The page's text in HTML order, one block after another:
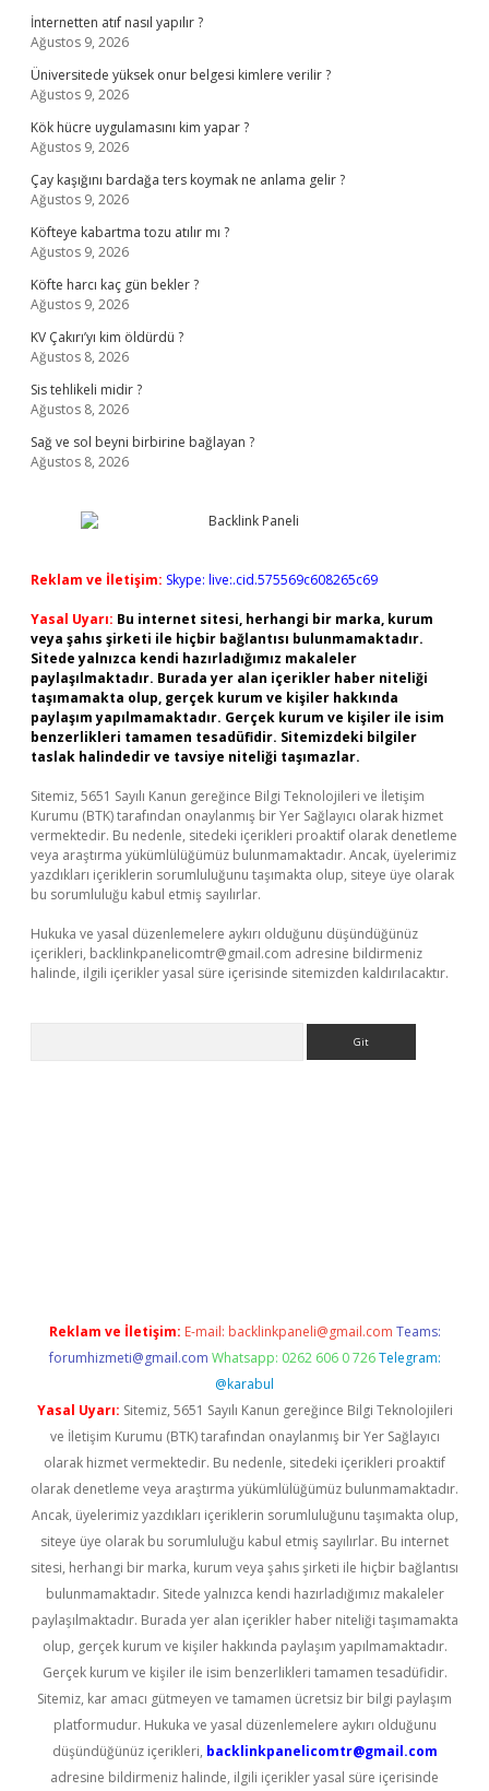
İnternetten atıf nasıl yapılır ?
Ağustos 9, 2026
Üniversitede yüksek onur belgesi kimlere verilir ?
Ağustos 9, 2026
Kök hücre uygulamasını kim yapar ?
Ağustos 9, 2026
Çay kaşığını bardağa ters koymak ne anlama gelir ?
Ağustos 9, 2026
Köfteye kabartma tozu atılır mı ?
Ağustos 9, 2026
Köfte harcı kaç gün bekler ?
Ağustos 9, 2026
KV Çakırı’yı kim öldürdü ?
Ağustos 8, 2026
Sis tehlikeli midir ?
Ağustos 8, 2026
Sağ ve sol beyni birbirine bağlayan ?
Ağustos 8, 2026
Reklam ve İletişim: Skype: live:.cid.575569c608265c69
Yasal Uyarı: Bu internet sitesi, herhangi bir marka, kurum
veya şahıs şirketi ile hiçbir bağlantısı bulunmamaktadır.
Sitede yalnızca kendi hazırladığımız makaleler
paylaşılmaktadır. Burada yer alan içerikler haber niteliği
taşımamakta olup, gerçek kurum ve kişiler hakkında
paylaşım yapılmamaktadır. Gerçek kurum ve kişiler ile isim
benzerlikleri tamamen tesadüfidir. Sitemizdeki bilgiler
taslak halindedir ve tavsiye niteliği taşımazlar.
Sitemiz, 5651 Sayılı Kanun gereğince Bilgi Teknolojileri ve İletişim
Kurumu (BTK) tarafından onaylanmış bir Yer Sağlayıcı olarak hizmet
vermektedir. Bu nedenle, sitedeki içerikleri proaktif olarak denetleme
veya araştırma yükümlülüğümüz bulunmamaktadır. Ancak, üyelerimiz
yazdıkları içeriklerin sorumluluğunu taşımakta olup, siteye üye olarak
bu sorumluluğu kabul etmiş sayılırlar.
Hukuka ve yasal düzenlemelere aykırı olduğunu düşündüğünüz
içerikleri, backlinkpanelicomtr@gmail.com adresine bildirmeniz
halinde, ilgili içerikler yasal süre içerisinde sitemizden kaldırılacaktır.
Reklam ve İletişim: E-mail: backlinkpaneli@gmail.com Teams:
forumhizmeti@gmail.com Whatsapp: 0262 606 0 726 Telegram:
@karabul
Yasal Uyarı: Sitemiz, 5651 Sayılı Kanun gereğince Bilgi Teknolojileri
ve İletişim Kurumu (BTK) tarafından onaylanmış bir Yer Sağlayıcı
olarak hizmet vermektedir. Bu nedenle, sitedeki içerikleri proaktif
olarak denetleme veya araştırma yükümlülüğümüz bulunmamaktadır.
Ancak, üyelerimiz yazdıkları içeriklerin sorumluluğunu taşımakta olup,
siteye üye olarak bu sorumluluğu kabul etmiş sayılırlar. Bu internet
sitesi, herhangi bir marka, kurum veya şahıs şirketi ile hiçbir bağlantısı
bulunmamaktadır. Sitede yalnızca kendi hazırladığımız makaleler
paylaşılmaktadır. Burada yer alan içerikler haber niteliği taşımamakta
olup, gerçek kurum ve kişiler hakkında paylaşım yapılmamaktadır.
Gerçek kurum ve kişiler ile isim benzerlikleri tamamen tesadüfidir.
Sitemiz, kar amacı gütmeyen ve tamamen ücretsiz bir bilgi paylaşım
platformudur. Hukuka ve yasal düzenlemelere aykırı olduğunu
düşündüğünüz içerikleri, backlinkpanelicomtr@gmail.com
adresine bildirmeniz halinde, ilgili içerikler yasal süre içerisinde